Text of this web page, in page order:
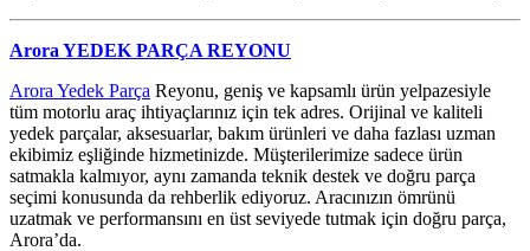
Arora YEDEK PARÇA REYONU
Arora Yedek Parça Reyonu, geniş ve kapsamlı ürün yelpazesiyle
tüm motorlu araç ihtiyaçlarınız için tek adres. Orijinal ve kaliteli
yedek parçalar, aksesuarlar, bakım ürünleri ve daha fazlası uzman
ekibimiz eşliğinde hizmetinizde. Müşterilerimize sadece ürün
satmakla kalmıyor, aynı zamanda teknik destek ve doğru parça
seçimi konusunda da rehberlik ediyoruz. Aracınızın ömrünü
uzatmak ve performansını en üst seviyede tutmak için doğru parça,
Arora’da.